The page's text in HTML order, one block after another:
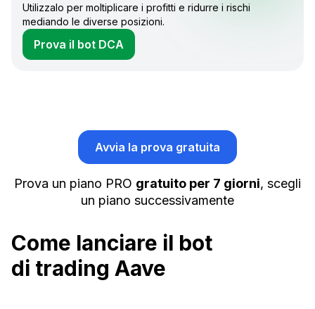
Utilizzalo per moltiplicare i profitti e ridurre i rischi
mediando le diverse posizioni.
Prova il bot DCA
Avvia la prova gratuita
Prova un piano PRO gratuito per 7 giorni, scegli
un piano successivamente
Come lanciare il bot
di trading Aave